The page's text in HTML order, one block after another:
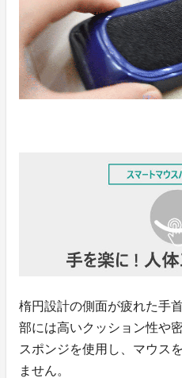
楕円設計の側面が疲れた手
部には高いクッション性や
スポンジを使用し、マウス
ません。